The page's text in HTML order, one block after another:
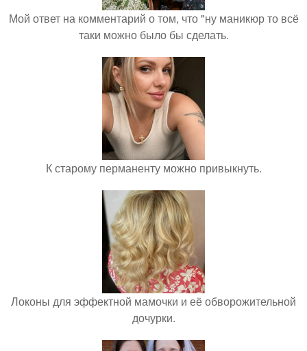
Мой ответ на комментарий о том, что "ну маникюр то всё
таки можно было бы сделать.
К старому перманенту можно привыкнуть.
Локоны для эффектной мамочки и её обворожительной
дочурки.